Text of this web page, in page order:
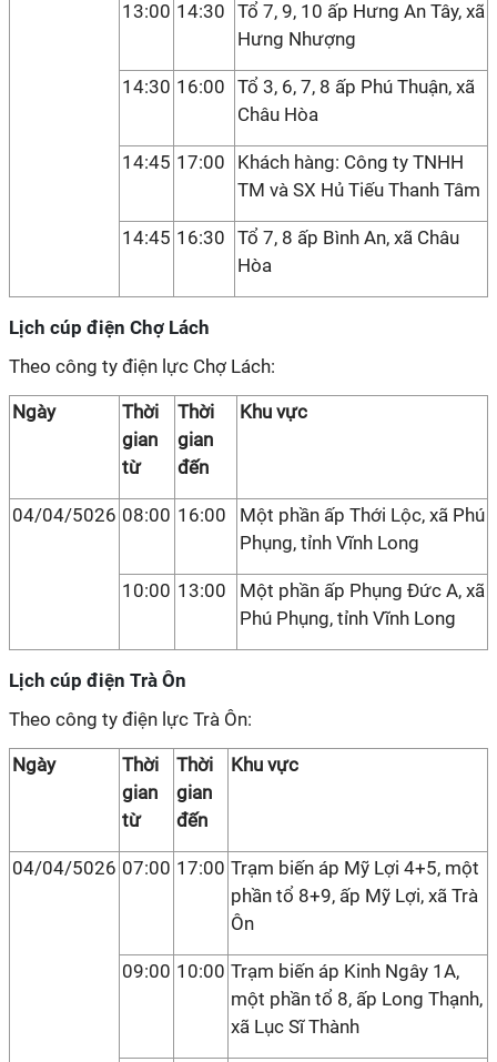
13:00 14:30 Tổ 7, 9, 10 ấp Hưng An Tây, xã
Hưng Nhượng
14:30 16:00 Tổ 3, 6, 7, 8 ấp Phú Thuận, xã
Châu Hòa
14:45 17:00
Khách hàng: Công ty TNHH
TM và SX Hủ Tiếu Thanh Tâm
14:45 16:30 Tổ 7, 8 ấp Bình An, xã Châu
Hòa
Lịch cúp điện Chợ Lách
Theo công ty điện lực Chợ Lách:
Ngày
Thời
gian
từ
Thời
gian
đến
Khu vực
04/04/5026 08:00 16:00
Một phần ấp Thới Lộc, xã Phú
Phụng, tỉnh Vĩnh Long
10:00 13:00
Một phần ấp Phụng Đức A, xã
Phú Phụng, tỉnh Vĩnh Long
Lịch cúp điện Trà Ôn
Theo công ty điện lực Trà Ôn:
Ngày
Thời
gian
từ
Thời
gian
đến
Khu vực
04/04/5026 07:00 17:00 Trạm biến áp Mỹ Lợi 4+5, một
phần tổ 8+9, ấp Mỹ Lợi, xã Trà
Ôn
09:00 10:00 Trạm biến áp Kinh Ngây 1A,
một phần tổ 8, ấp Long Thạnh,
xã Lục Sĩ Thành